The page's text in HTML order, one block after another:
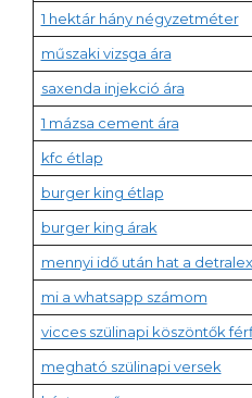
1 hektár hány négyzetméter
műszaki vizsga ára
saxenda injekció ára
1 mázsa cement ára
kfc étlap
burger king étlap
burger king árak
mennyi idő után hat a detralex
mi a whatsapp számom
vicces szülinapi köszöntők
megható szülinapi versek